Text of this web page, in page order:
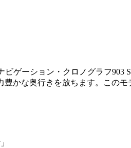
ゲーション・クロノグラフ
かな奥行きを放ちます。この